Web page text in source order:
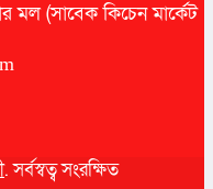
মল (সাবেক কিচেন মার্কেট
. সর্বস্বত্ব সংরক্ষিত